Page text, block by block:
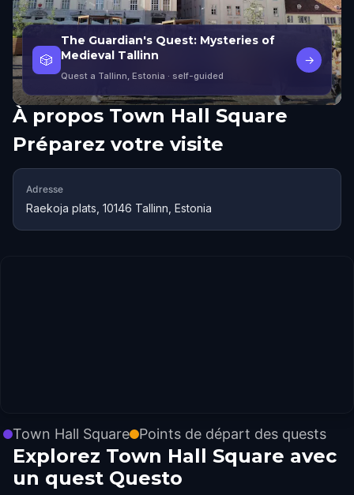
🎲
The Guardian's Quest: Mysteries of
Medieval Tallinn
Quest a Tallinn, Estonia · self-guided
→
À propos Town Hall Square
Préparez votre visite
Adresse
Raekoja plats, 10146 Tallinn, Estonia
Town Hall Square Points de départ des quests
Explorez Town Hall Square avec
un quest Questo